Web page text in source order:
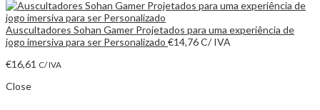
Auscultadores Sohan Gamer Projetados para uma experiência de
jogo imersiva para ser Personalizado €14,76C/ IVA
€16,61 C/ IVA
Close